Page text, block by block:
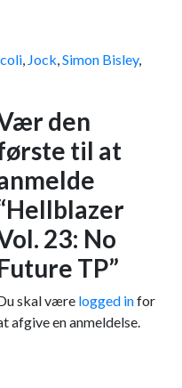
, Jock,Simon Bisley,
den
til at
23: No
TP”
skal være logged infor
afgive en anmeldelse.